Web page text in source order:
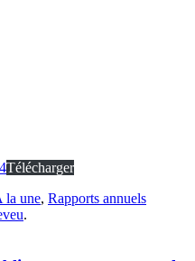
Télécharger
la une, Rapports annuels
.